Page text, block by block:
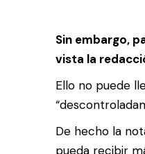
Sin embargo,
vista la
Ello no puede
De hecho la
pueda recibir